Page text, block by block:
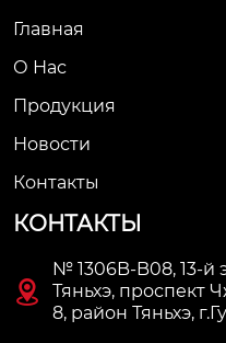
Главная
О Нас
Продукция
Новости
Контакты
КОНТАКТЫ

№ 1306B-B08, 13-й
Тяньхэ,
8, район Тяньхэ,